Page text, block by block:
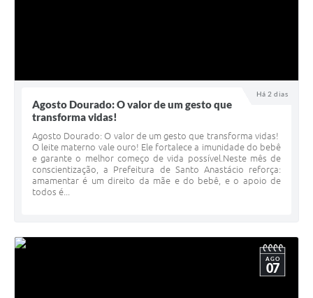
Há 2 dias
Agosto Dourado: O valor de um gesto que
transforma vidas!
Agosto Dourado: O valor de um gesto que transforma vidas! ​
O leite materno vale ouro! Ele fortalece a imunidade do bebê
e garante o melhor começo de vida possível. ​Neste mês de
conscientização, a Prefeitura de Santo Anastácio reforça:
amamentar é um direito da mãe e do bebê, e o apoio de
todos é...
AGO
07